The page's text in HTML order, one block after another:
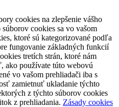
cookies na zlepšenie vášho
cookies sa vo vašom
ktoré sú kategorizované podľa
fungovanie základných funkcií
tretích strán, ktoré nám
ako používate túto webovú
vo vašom prehliadači iba s
zamietnuť ukladanie týchto
z týchto súborov cookies
z prehliadania. Zásady cookies